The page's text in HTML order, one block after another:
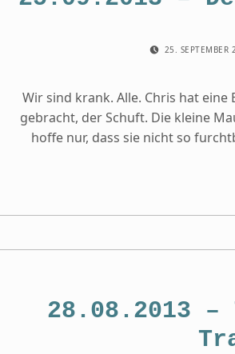
25. SEPTEMBER
Wir sind krank. Alle. Chris hat
gebracht, der Schuft. Die kleine
hoffe nur, dass sie nicht so
28.08.2013 –